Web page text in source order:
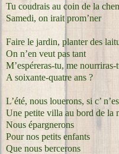
Tu coudrais au coin de la
Samedi, on irait prom’ner
Faire le jardin, planter des
On n’en veut pas tant
M’espéreras-tu, me nourriras-
A soixante-quatre ans ?
L’été, nous louerons, si c’
Une petite villa au bord de la
Nous épargnerons
Pour nos petits enfants
Que nous bercerons